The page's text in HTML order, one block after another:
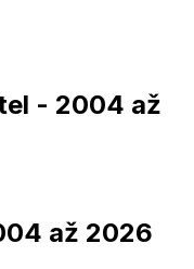
2,020 2,025
2,020 2,025
- 2004 až
2,020 2,025
2,020 2,025
až 2026